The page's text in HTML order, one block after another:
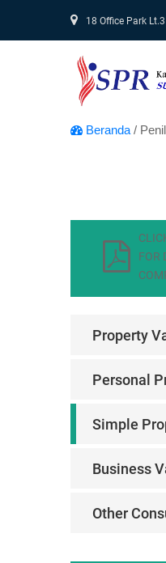
18 Office Park
Beranda /
FOR
Property
Personal
Simple
Business
Other